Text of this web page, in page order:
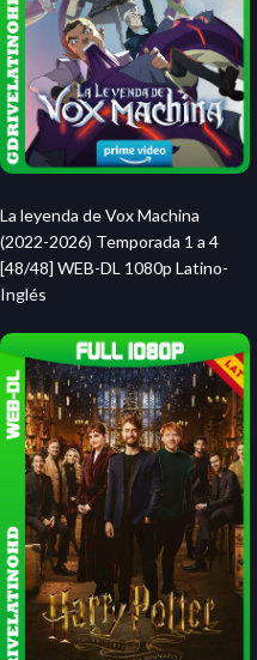
La leyenda de Vox Machina
(2022-2026) Temporada 1 a 4
[48/48] WEB-DL 1080p Latino-
Inglés